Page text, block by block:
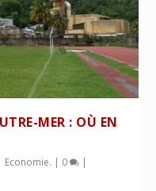
MER : OÙ EN
Economie. | 0 |